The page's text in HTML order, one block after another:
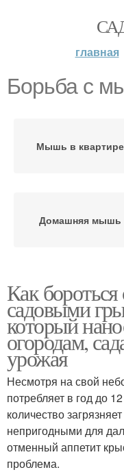
главная
Борьба с
Мышь в квартире
Домашняя мышь
Борьба с
Как
садовыми
который
огородам,
урожая
Несмотря на свой
потребляет в год до
количество
непригодными для
отменный аппетит
проблема.